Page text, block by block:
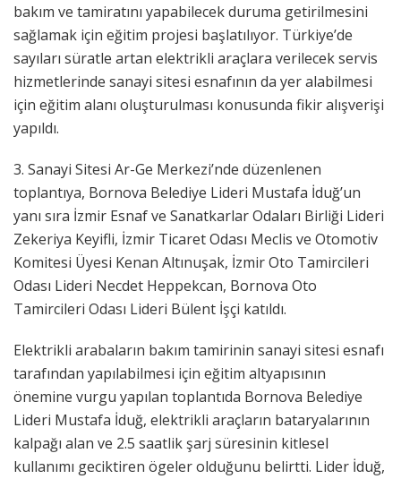
bakım ve tamiratını yapabilecek duruma getirilmesini
sağlamak için eğitim projesi başlatılıyor. Türkiye’de
sayıları süratle artan elektrikli araçlara verilecek servis
hizmetlerinde sanayi sitesi esnafının da yer alabilmesi
için eğitim alanı oluşturulması konusunda fikir alışverişi
yapıldı.
3. Sanayi Sitesi Ar-Ge Merkezi’nde düzenlenen
toplantıya, Bornova Belediye Lideri Mustafa İduğ’un
yanı sıra İzmir Esnaf ve Sanatkarlar Odaları Birliği Lideri
Zekeriya Keyifli, İzmir Ticaret Odası Meclis ve Otomotiv
Komitesi Üyesi Kenan Altınuşak, İzmir Oto Tamircileri
Odası Lideri Necdet Heppekcan, Bornova Oto
Tamircileri Odası Lideri Bülent İşçi katıldı.
Elektrikli arabaların bakım tamirinin sanayi sitesi esnafı
tarafından yapılabilmesi için eğitim altyapısının
önemine vurgu yapılan toplantıda Bornova Belediye
Lideri Mustafa İduğ, elektrikli araçların bataryalarının
kalpağı alan ve 2.5 saatlik şarj süresinin kitlesel
kullanımı geciktiren ögeler olduğunu belirtti. Lider İduğ,